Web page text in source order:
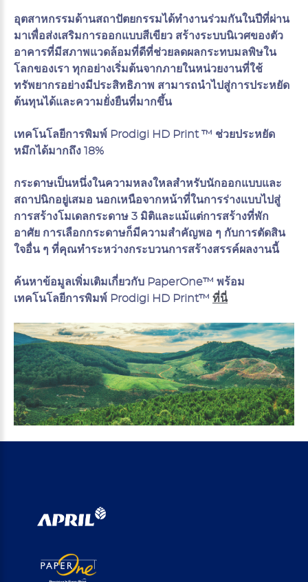
อุตสาหกรรมด้านสถาปัตยกรรมได้ทำงานร่วมกันในปีที่ผ่าน
มาเพื่อส่งเสริมการออกแบบสีเขียว สร้างระบบนิเวศของตัว
อาคารที่มีสภาพแวดล้อมที่ดีที่ช่วยลดผลกระทบมลพิษใน
โลกของเรา ทุกอย่างเริ่มต้นจากภายในหน่วยงานที่ใช้
ทรัพยากรอย่างมีประสิทธิภาพ สามารถนำไปสู่การประหยัด
ต้นทุนได้และความยั่งยืนที่มากขึ้น
เทคโนโลยีการพิมพ์ Prodigi HD Print ™ ช่วยประหยัด
หมึกได้มากถึง 18%
กระดาษเป็นหนึ่งในความหลงใหลสำหรับนักออกแบบและ
สถาปนิกอยู่เสมอ นอกเหนือจากหน้าที่ในการร่างแบบไปสู่
การสร้างโมเดลกระดาษ 3 มิติและแม้แต่การสร้างที่พัก
อาศัย การเลือกกระดาษก็มีความสำคัญพอ ๆ กับการตัดสิน
ใจอื่น ๆ ที่คุณทำระหว่างกระบวนการสร้างสรรค์ผลงานนี้
ค้นหาข้อมูลเพิ่มเติมเกี่ยวกับ PaperOne™ พร้อม
เทคโนโลยีการพิมพ์ Prodigi HD Print™ ที่นี่